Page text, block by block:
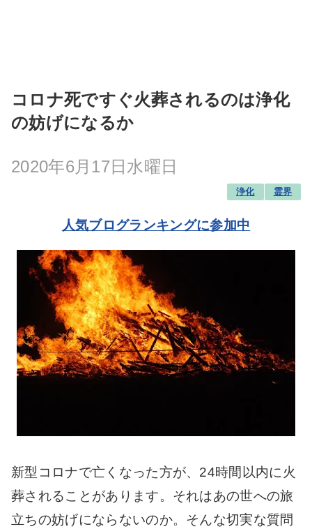
コロナ死ですぐ火葬されるのは浄化
の妨げになるか
2020年6月17日水曜日
浄化 霊界
人気ブログランキングに参加中
新型コロナで亡くなった方が、24時間以内に火
葬されることがあります。それはあの世への旅
立ちの妨げにならないのか。そんな切実な質問